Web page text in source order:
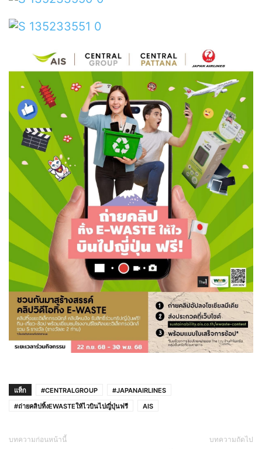
แท็ก #CENTRALGROUP
#JAPANAIRLINES
#ถ่ายคลิปทิ้งEWASTEให้ไวบินไปญี่ปุ่นฟรี
AIS
บทความก่อนหน้านี้ บทความถัดไป